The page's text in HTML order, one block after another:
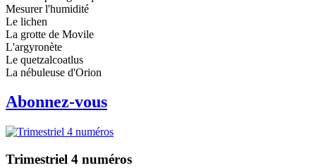
Mesurer l'humidité
Le lichen
La grotte de Movile
L'argyronète
Le quetzalcoatlus
La nébuleuse d'Orion
Abonnez-vous
Trimestriel 4 numéros